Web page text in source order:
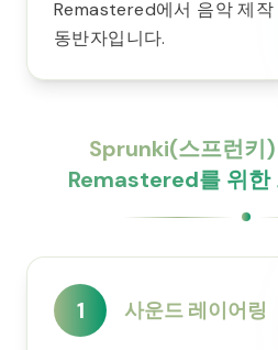
Remastered에서 음악 제
동반자입니다.
Sprunki(스프런
Remastered를 위한
1 사운드 레이어링